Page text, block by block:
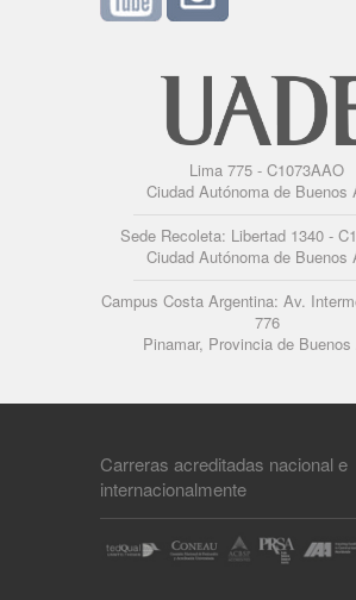
Lima 775 - C1073AAO
Ciudad Autónoma de Buenos
Sede Recoleta: Libertad 1340 -
Ciudad Autónoma de Buenos
Campus Costa Argentina: Av.
776
Pinamar, Provincia de Buenos
Carreras acreditadas nacional e
internacionalmente